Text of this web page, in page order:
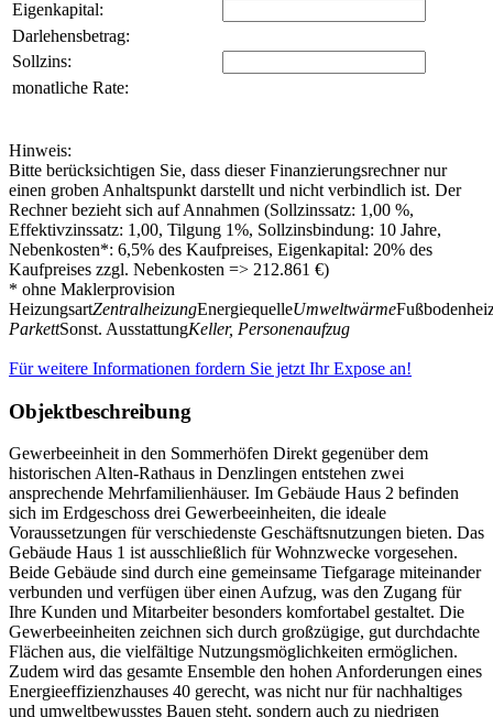
Eigenkapital:
Darlehensbetrag:
Sollzins:
monatliche Rate:
Hinweis:
Bitte berücksichtigen Sie, dass dieser Finanzierungsrechner nur
einen groben Anhaltspunkt darstellt und nicht verbindlich ist. Der
Rechner bezieht sich auf Annahmen (Sollzinssatz: 1,00 %,
Effektivzinssatz: 1,00, Tilgung 1%, Sollzinsbindung: 10 Jahre,
Nebenkosten*: 6,5% des Kaufpreises, Eigenkapital: 20% des
Kaufpreises zzgl. Nebenkosten => 212.861 €)
* ohne Maklerprovision
HeizungsartZentralheizungEnergiequelleUmweltwärme
ParkettSonst. AusstattungKeller, Personenaufzug
Für weitere Informationen fordern Sie jetzt Ihr Expose an!
Objektbeschreibung
Gewerbeeinheit in den Sommerhöfen Direkt gegenüber dem
historischen Alten-Rathaus in Denzlingen entstehen zwei
ansprechende Mehrfamilienhäuser. Im Gebäude Haus 2 befinden
sich im Erdgeschoss drei Gewerbeeinheiten, die ideale
Voraussetzungen für verschiedenste Geschäftsnutzungen bieten. Das
Gebäude Haus 1 ist ausschließlich für Wohnzwecke vorgesehen.
Beide Gebäude sind durch eine gemeinsame Tiefgarage miteinander
verbunden und verfügen über einen Aufzug, was den Zugang für
Ihre Kunden und Mitarbeiter besonders komfortabel gestaltet. Die
Gewerbeeinheiten zeichnen sich durch großzügige, gut durchdachte
Flächen aus, die vielfältige Nutzungsmöglichkeiten ermöglichen.
Zudem wird das gesamte Ensemble den hohen Anforderungen eines
Energieeffizienzhauses 40 gerecht, was nicht nur für nachhaltiges
und umweltbewusstes Bauen steht, sondern auch zu niedrigen